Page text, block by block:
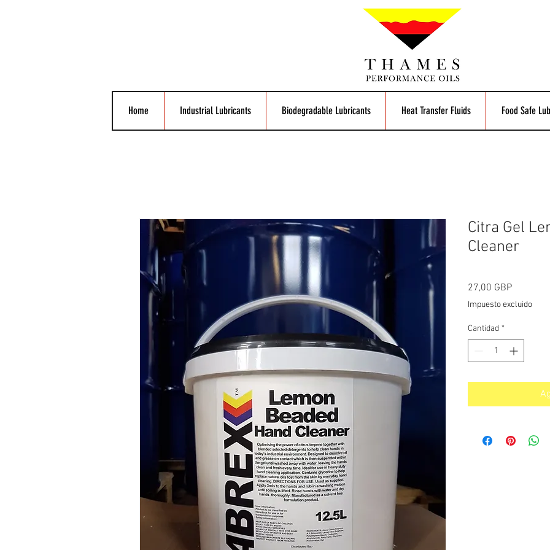
Home Industrial Lubricants Biodegradable Lubricants Heat Transfer Fluids Food Safe
Citra Gel
Cleaner
27,00 GBPPrecio
Impuesto excluido
Cantidad *